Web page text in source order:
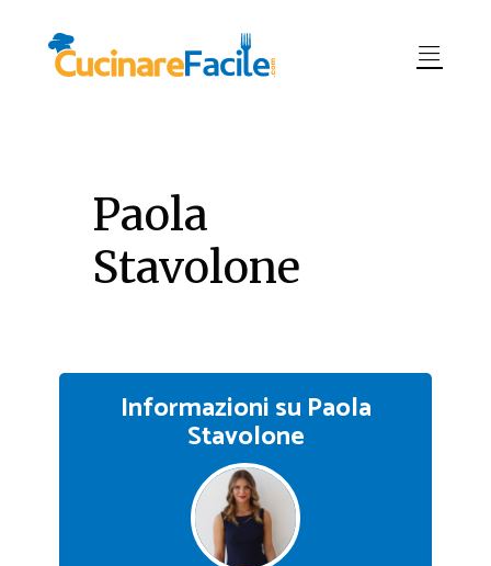
Paola
Stavolone
Informazioni su Paola
Stavolone